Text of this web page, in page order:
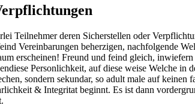
Teilnehmer deren Sicherstellen oder
Vereinbarungen beherzigen, nachfolgende
erscheinen! Freund und feind gleich,
Personlichkeit, auf diese weise Welche
sondern sekundar, so adult male auf
& Integritat beginnt. Es ist dann